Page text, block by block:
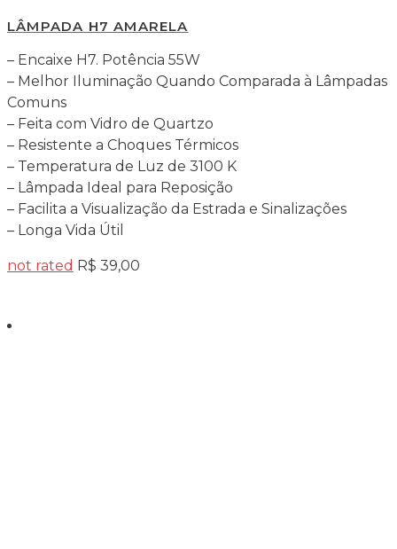
LÂMPADA H7 AMARELA
– Encaixe H7. Potência 55W
– Melhor Iluminação Quando Comparada à Lâmpadas
Comuns
– Feita com Vidro de Quartzo
– Resistente a Choques Térmicos
– Temperatura de Luz de 3100 K
– Lâmpada Ideal para Reposição
– Facilita a Visualização da Estrada e Sinalizações
– Longa Vida Útil
not rated R$ 39,00